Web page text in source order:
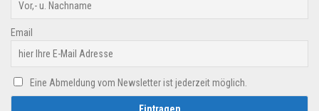
Email
Eine Abmeldung vom Newsletter ist jederzeit möglich.